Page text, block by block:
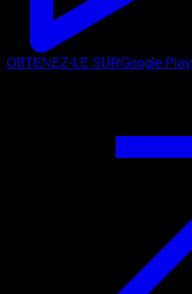
OBTENEZ-LE SURGoogle Play